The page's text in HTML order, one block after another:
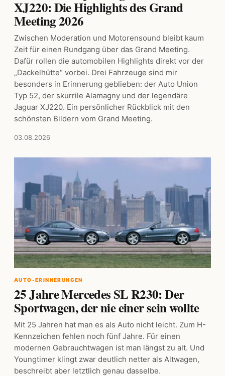
XJ220: Die Highlights des Grand
Meeting 2026
Zwischen Moderation und Motorensound bleibt kaum
Zeit für einen Rundgang über das Grand Meeting.
Dafür rollen die automobilen Highlights direkt vor der
„Dackelhütte“ vorbei. Drei Fahrzeuge sind mir
besonders in Erinnerung geblieben: der Auto Union
Typ 52, der skurrile Alamagny und der legendäre
Jaguar XJ220. Ein persönlicher Rückblick mit den
schönsten Bildern vom Grand Meeting.
03.08.2026
AUTO-ERINNERUNGEN
25 Jahre Mercedes SL R230: Der
Sportwagen, der nie einer sein wollte
Mit 25 Jahren hat man es als Auto nicht leicht. Zum H-
Kennzeichen fehlen noch fünf Jahre. Für einen
modernen Gebrauchtwagen ist man längst zu alt. Und
Youngtimer klingt zwar deutlich netter als Altwagen,
beschreibt aber letztlich genau dasselbe.